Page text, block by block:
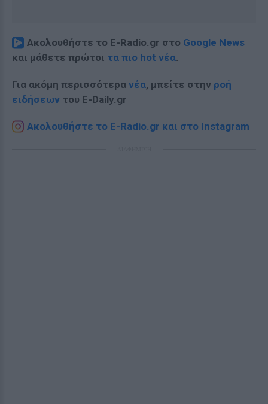
Ακολουθήστε το E-Radio.gr στο Google News
και μάθετε πρώτοι τα πιο hot νέα.
Για ακόμη περισσότερα νέα, μπείτε στην ροή
ειδήσεων του E-Daily.gr
Ακολουθήστε το E-Radio.gr και στο Instagram